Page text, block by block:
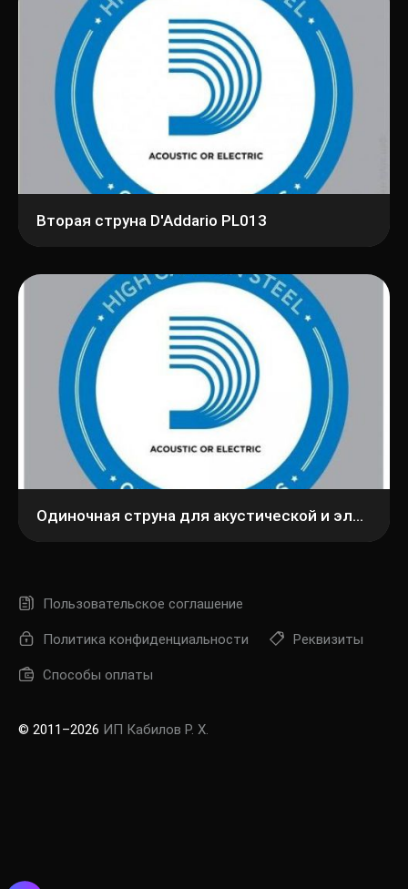
Вторая струна D'Addario PL013
Одиночная струна для акустической и электрогитары D'Addario PL010
Пользовательское соглашение
Политика конфиденциальности Реквизиты
Способы оплаты
© 2011–2026 ИП Кабилов Р. Х.